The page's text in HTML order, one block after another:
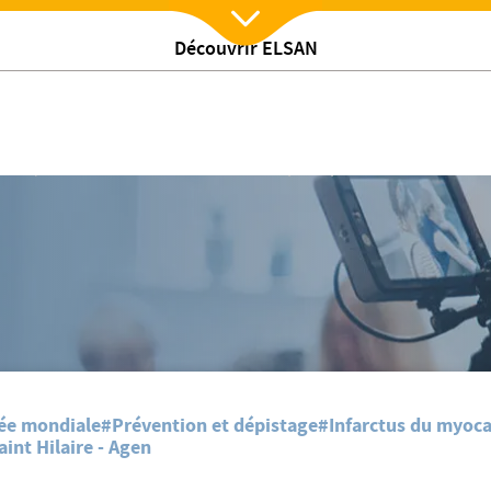
Découvrir ELSAN
Nx:Afficher menu
/Journée mondiale du cœur à la Clinique Esquirol Saint Hilaire
mondiale#Prévention et dépistage#Infarctus du
Hilaire - Agen